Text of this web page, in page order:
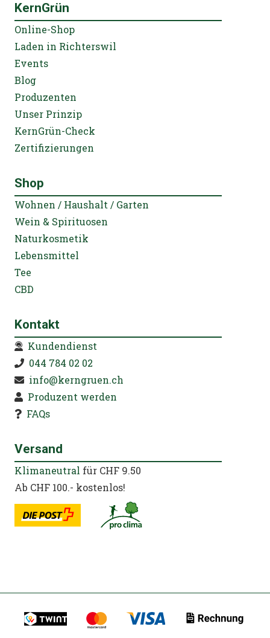
KernGrün
Online-Shop
Laden in Richterswil
Events
Blog
Produzenten
Unser Prinzip
KernGrün-Check
Zertifizierungen
Shop
Wohnen / Haushalt / Garten
Wein & Spirituosen
Naturkosmetik
Lebensmittel
Tee
CBD
Kontakt
Kundendienst
044 784 02 02
info@kerngruen.ch
Produzent werden
FAQs
Versand
Klimaneutral für CHF 9.50
Ab CHF 100.- kostenlos!